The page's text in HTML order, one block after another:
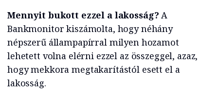
Mennyit bukott ezzel a lakosság? A
Bankmonitor kiszámolta, hogy néhány
népszerű állampapírral milyen hozamot
lehetett volna elérni ezzel az összeggel, azaz,
hogy mekkora megtakarítástól esett el a
lakosság.